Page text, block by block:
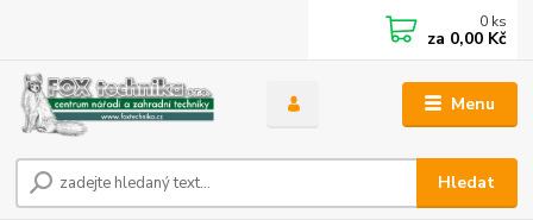
Menu
Hledat
0 ks
za 0,00 Kč